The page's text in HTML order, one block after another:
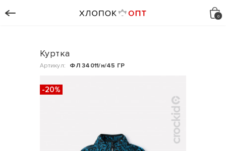
Куртка
Артикул: ФЛ 34011/н/45 ГР
-20%